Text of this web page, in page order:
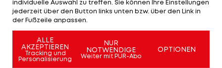
Jetzt taucht ein neuer Interessent auf. Wie Ali Ece
bei "On Dijital" berichtet, sprechen sich viele bei
Besiktas für eine Verpflichtung Glasners aus.
"Glasner spielt mit Dreierkette, und so erfolgreich
individuelle Auswahl zu treffen. Sie können Ihre Einstellungen
jederzeit über den Button links unten bzw. über den Link in
der Fußzeile anpassen.
ALLE
AKZEPTIEREN
Tracking und
Personalisierung
NUR
NOTWENDIGE
Weiter mit PUR-Abo
OPTIONEN